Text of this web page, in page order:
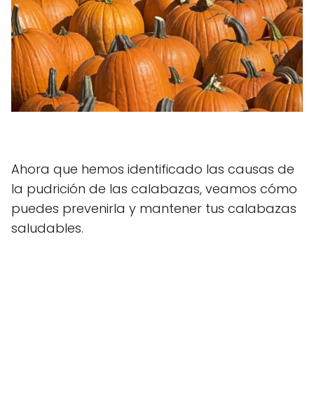
Ahora que hemos identificado las causas de
la pudrición de las calabazas, veamos cómo
puedes prevenirla y mantener tus calabazas
saludables.